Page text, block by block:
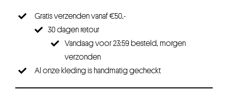
Gratis verzenden vanaf €50,-
30 dagen retour
Vandaag voor 23:59 besteld, morgen
verzonden
Al onze kleding is handmatig gecheckt